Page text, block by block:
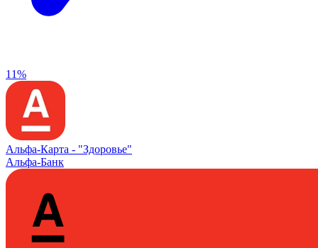
11%
Альфа‑Карта - "Здоровье"
Альфа-Банк